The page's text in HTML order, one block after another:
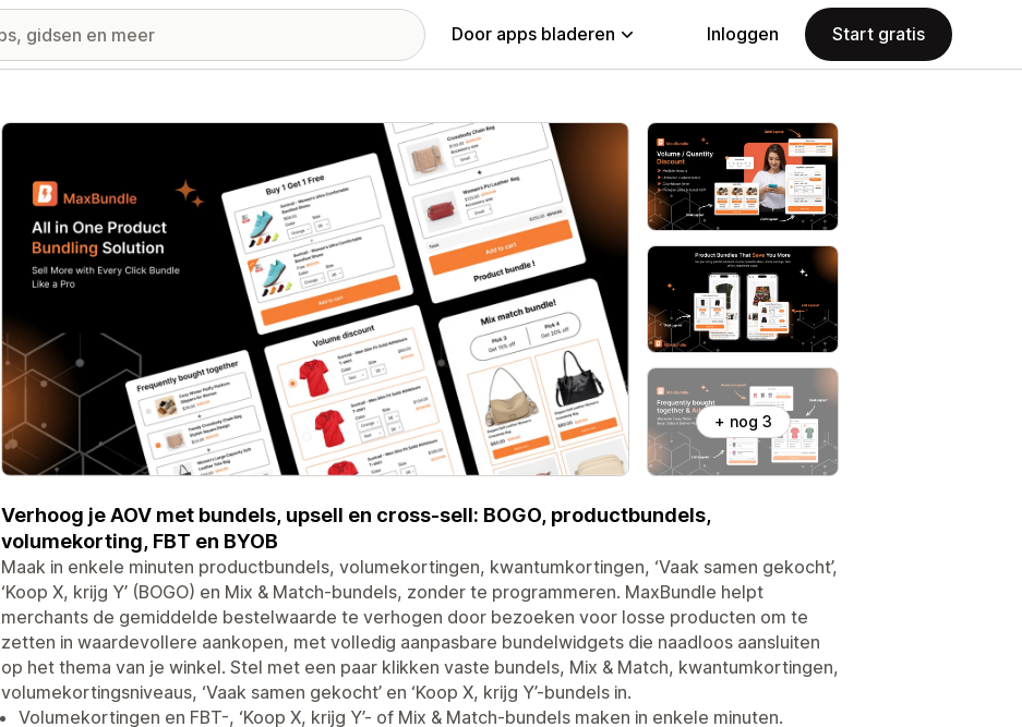
Door apps bladeren Inloggen Start gratis
Galerij met uitgelichte afbeeldingen
+ nog 3
Verhoog je AOV met bundels, upsell en cross-sell: BOGO, productbundels,
volumekorting, FBT en BYOB
Maak in enkele minuten productbundels, volumekortingen, kwantumkortingen, ‘Vaak samen gekocht’,
‘Koop X, krijg Y’ (BOGO) en Mix & Match-bundels, zonder te programmeren. MaxBundle helpt
merchants de gemiddelde bestelwaarde te verhogen door bezoeken voor losse producten om te
zetten in waardevollere aankopen, met volledig aanpasbare bundelwidgets die naadloos aansluiten
op het thema van je winkel. Stel met een paar klikken vaste bundels, Mix & Match, kwantumkortingen,
volumekortingsniveaus, ‘Vaak samen gekocht’ en ‘Koop X, krijg Y’-bundels in.
Volumekortingen en FBT-, ‘Koop X, krijg Y’- of Mix & Match-bundels maken in enkele minuten.